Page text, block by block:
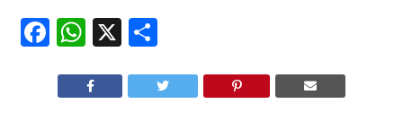
Facebook
WhatsApp
X Compartir